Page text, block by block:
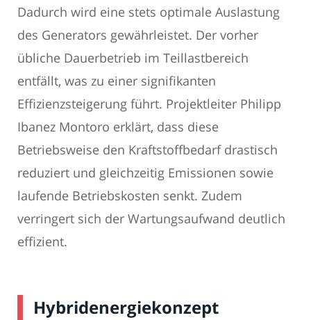
Dadurch wird eine stets optimale Auslastung
des Generators gewährleistet. Der vorher
übliche Dauerbetrieb im Teillastbereich
entfällt, was zu einer signifikanten
Effizienzsteigerung führt. Projektleiter Philipp
Ibanez Montoro erklärt, dass diese
Betriebsweise den Kraftstoffbedarf drastisch
reduziert und gleichzeitig Emissionen sowie
laufende Betriebskosten senkt. Zudem
verringert sich der Wartungsaufwand deutlich
effizient.
Hybridenergiekonzept